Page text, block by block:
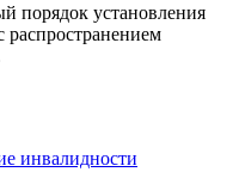
установления
распространением
инвалидности